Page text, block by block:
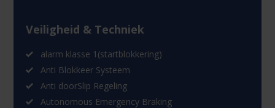
Veiligheid & Techniek
alarm klasse 1(startblokkering)
Anti Blokkeer Systeem
Anti doorSlip Regeling
Autonomous Emergency Braking